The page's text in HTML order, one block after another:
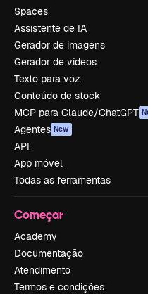
Spaces
Assistente de IA
Gerador de imagens
Gerador de vídeos
Texto para voz
Conteúdo de stock
MCP para Claude/ChatGPT
Agentes New
API
App móvel
Todas as ferramentas
Começar
Academy
Documentação
Atendimento
Termos e condições